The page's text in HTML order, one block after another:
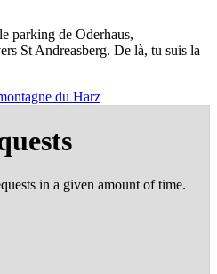
par­king de Ode­rhaus,
St Andreas­berg. De là, tu suis la
du Harz